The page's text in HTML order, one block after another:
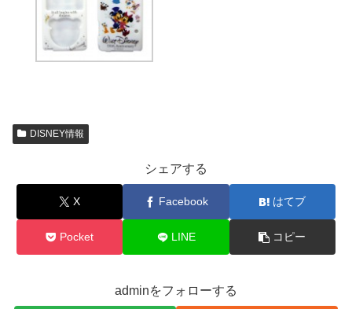
DISNEY情報
シェアする
X Facebook はてブ
Pocket LINE コピー
adminをフォローする